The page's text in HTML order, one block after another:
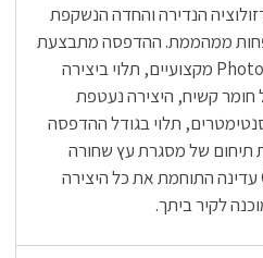
צבעים והרזולוציה הנדירה והחדה הנשקפת
ממהממת. ההדפסה מתבצעת
על נייר Fine Art או על ניירות Photo מקצועיים, תלוי ביצירה
חומר קשיח, היצירה נעטפת
אמנותי של בין 3-5 סנטימטרים, תלוי בגודל ההדפסה
תיחום של מסגרת עץ שחורה
ולבסוף חיפוי של זכוכית Clear עדינה התוחמת את כל היצירה
לקיר ביתך.